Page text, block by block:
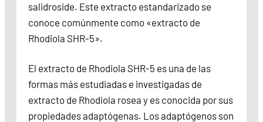
salidroside. Este extracto estandarizado se
conoce comúnmente como «extracto de
Rhodiola SHR-5».
El extracto de Rhodiola SHR-5 es una de las
formas más estudiadas e investigadas de
extracto de Rhodiola rosea y es conocida por sus
propiedades adaptógenas. Los adaptógenos son